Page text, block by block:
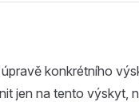
konkrétního
jen na tento výskyt,